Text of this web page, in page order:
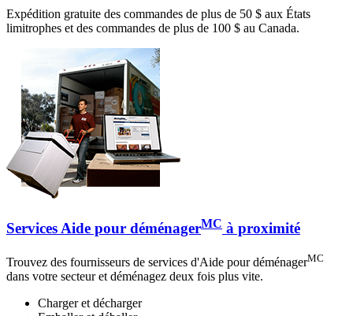
Expédition gratuite des commandes de plus de 50 $ aux États
limitrophes et des commandes de plus de 100 $ au Canada.
Services Aide pour déménagerMC à proximité
Trouvez des fournisseurs de services d'Aide pour déménagerMC
dans votre secteur et déménagez deux fois plus vite.
Charger et décharger